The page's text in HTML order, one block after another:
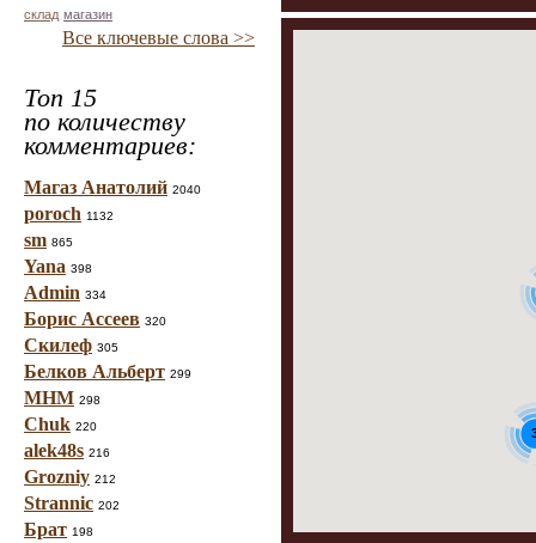
склад магазин
Все ключевые слова >>
Топ 15
по количеству
комментариев:
Магаз Анатолий 2040
poroch 1132
sm 865
Yana 398
Admin 334
Борис Ассеев 320
Скилеф 305
Белков Альберт 299
МНМ 298
Chuk 220
alek48s 216
Grozniy 212
Strannic 202
Брат 198